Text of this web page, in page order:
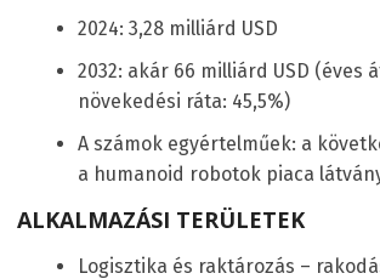
2024: 3,28 milliárd USD
2032: akár 66 milliárd USD (éves
növekedési ráta: 45,5%)
A számok egyértelműek: a
a humanoid robotok piaca
ALKALMAZÁSI TERÜLETEK
Logisztika és raktározás –